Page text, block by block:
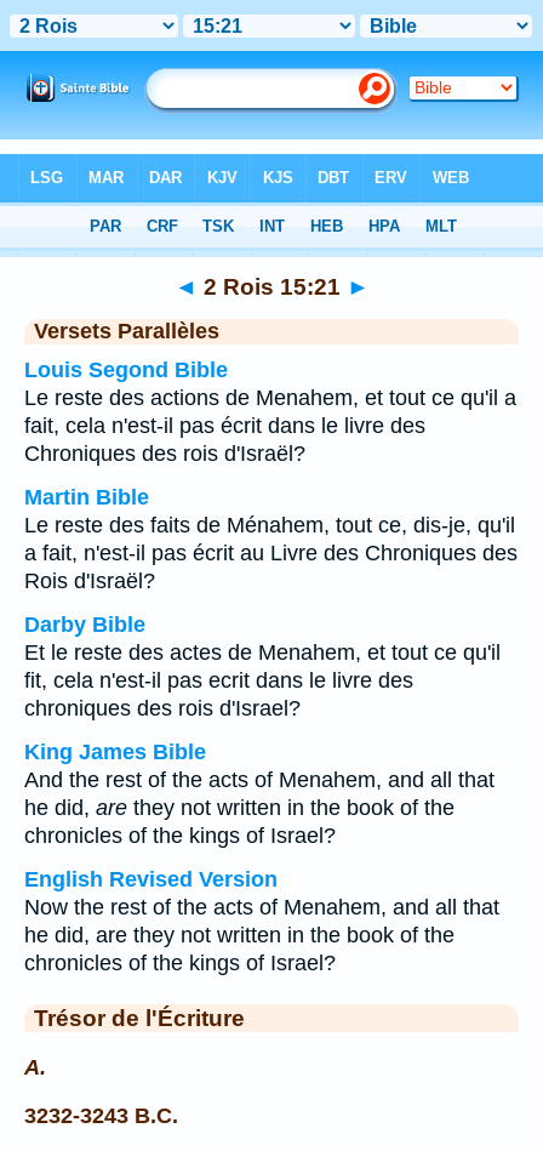
Chapitre 15> Verset 21
◄ 2 Rois 15:21 ►
Versets Parallèles
Louis Segond Bible
Le reste des actions de Menahem, et tout ce qu'il a
fait, cela n'est-il pas écrit dans le livre des
Chroniques des rois d'Israël?
Martin Bible
Le reste des faits de Ménahem, tout ce, dis-je, qu'il
a fait, n'est-il pas écrit au Livre des Chroniques des
Rois d'Israël?
Darby Bible
Et le reste des actes de Menahem, et tout ce qu'il
fit, cela n'est-il pas ecrit dans le livre des
chroniques des rois d'Israel?
King James Bible
And the rest of the acts of Menahem, and all that
he did, are they not written in the book of the
chronicles of the kings of Israel?
English Revised Version
Now the rest of the acts of Menahem, and all that
he did, are they not written in the book of the
chronicles of the kings of Israel?
Trésor de l'Écriture
A.
3232-3243 B.C.